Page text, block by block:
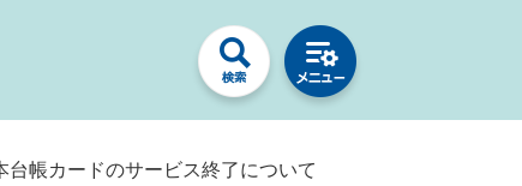
台帳カードのサービス終了について